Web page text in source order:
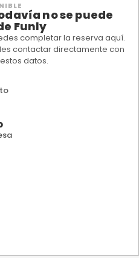
no se puede
Funly
completar la reserva aquí.
contactar directamente con
datos.